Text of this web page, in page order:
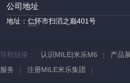
公司地址
地址：仁怀市扫滔之巅401号
导航链接： 认识MILE|米乐M6 | 产品
服务 | 注册MILE米乐集团 |